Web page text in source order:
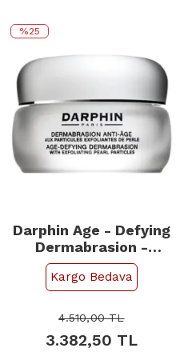
%25
Darphin Age - Defying
Dermabrasion -
Aydınlatıcı Etkili
Peeling 50ml
Kargo Bedava
4.510,00TL
3.382,50 TL